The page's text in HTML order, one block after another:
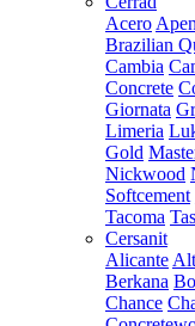
Acero
Brazilian
Cambia
Concrete
Giornata
Limeria
Gold
Nickwood
Softcement
Tacoma
Cersanit
Alicante
Berkana
Chance